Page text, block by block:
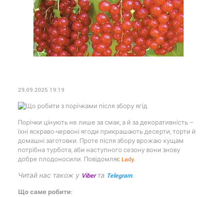
29.09.2025 19:19
Порічки цінують не лише за смак, а й за декоративність —
їхні яскраво-червоні ягоди прикрашають десерти, торти й
домашні заготовки. Проте після збору врожаю кущам
потрібна турбота, аби наступного сезону вони знову
добре плодоносили. Повідомляє Lady.
Читай нас також у Viberта Telegram.
Що саме робити: